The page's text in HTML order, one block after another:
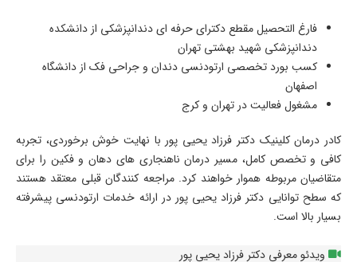
فارغ التحصیل مقطع دکترای حرفه ای دندانپزشکی از دانشکده
دندانپزشکی شهید بهشتی تهران
کسب بورد تخصصی ارتودنسی دندان و جراحی فک از دانشگاه
اصفهان
مشغول فعالیت در تهران و کرج
کادر درمان کلینیک دکتر فرزاد یحیی پور با نهایت خوش برخوردی، تجربه
کافی و تخصص کامل، مسیر درمان ناهنجاری های دهان و فکین را برای
متقاضیان مربوطه هموار خواهند کرد. مراجعه کنندگان قبلی معتقد هستند
که سطح توانایی دکتر فرزاد یحیی پور در ارائه خدمات ارتودنسی پیشرفته
بسیار بالا است.
ویدئو معرفی دکتر فرزاد یحیی پور